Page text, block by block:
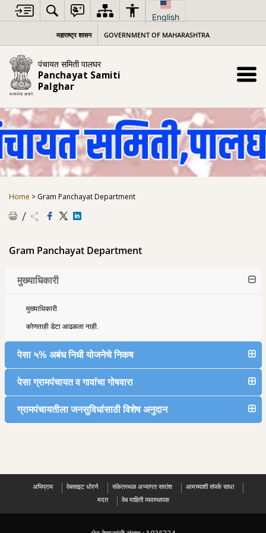
content
English
महाराष्ट्र शासन GOVERNMENT OF MAHARASHTRA
पंचायत समिती पालघर
Panchayat Samiti
Palghar
Home > Gram Panchayat Department
Gram Panchayat Department
मुख्याधिकारी
मुख्याधिकारी
कोणताही डेटा आढळला नाही.
पेसा ५% अबंध निधी योजनेचे निकष
पेसा ग्रामपंचायत व गावांचा गोषवारा
ग्रामपंचायतीला जनसुविधांसाठी विशेष अनुदान
अभिप्राय वेबसाइट धोरणे संकेतस्थळ अभ्यागत सारांश
आमच्याशी संपर्क साधा
मदत
वेब माहिती व्यवस्थापक